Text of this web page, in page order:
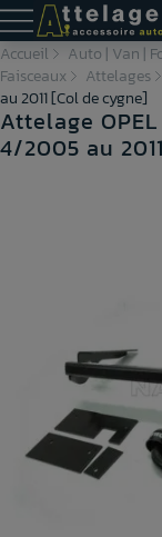
Accueil
Auto | Van |
Faisceaux
Attelages
au 2011 [Col de cygne]
Attelage
4/2005 au